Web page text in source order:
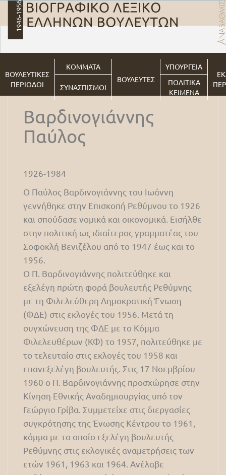
ΒΟΥΛΕΥΤΙΚΕΣ
ΠΕΡΙΟΔΟΙ
ΚΟΜΜΑΤΑ
ΒΟΥΛΕΥΤΕΣ
ΥΠΟΥΡΓΕΙΑ
ΣΥΝΑΣΠΙΣΜΟΙ
ΠΟΛΙΤΙΚΑ
ΚΕΙΜΕΝΑ
Βαρδινογιάννης
Παύλος
1926-1984
Ο Παύλος Βαρδινογιάννης του Ιωάννη
γεννήθηκε στην Επισκοπή Ρεθύμνου το 1926
και σπούδασε νομικά και οικονομικά. Εισήλθε
στην πολιτική ως ιδιαίτερος γραμματέας του
Σοφοκλή Βενιζέλου από το 1947 έως και το
1956.
Ο Π. Βαρδινογιάννης πολιτεύθηκε και
εξελέγη πρώτη φορά βουλευτής Ρεθύμνης
με τη Φιλελεύθερη Δημοκρατική Ένωση
(ΦΔΕ) στις εκλογές του 1956. Μετά τη
συγχώνευση της ΦΔΕ με το Κόμμα
Φιλελευθέρων (ΚΦ) το 1957, πολιτεύθηκε με
το τελευταίο στις εκλογές του 1958 και
επανεξελέγη βουλευτής. Στις 17 Νοεμβρίου
1960 ο Π. Βαρδινογιάννης προσχώρησε στην
Κίνηση Εθνικής Αναδημιουργίας υπό τον
Γεώργιο Γρίβα. Συμμετείχε στις διεργασίες
συγκρότησης της Ένωσης Κέντρου το 1961,
κόμμα με το οποίο εξελέγη βουλευτής
Ρεθύμνης στις εκλογικές αναμετρήσεις των
ετών 1961, 1963 και 1964. Ανέλαβε